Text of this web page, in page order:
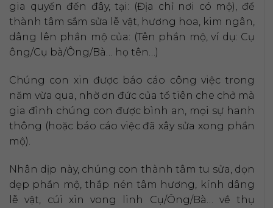
gia quyến đến đây, tại: (Địa chỉ nơi có mộ), để
thành tâm sắm sửa lễ vật, hương hoa, kim ngân,
dâng lên phần mộ của: (Tên phần mộ, ví dụ: Cụ
ông/Cụ bà/Ông/Bà… họ tên…)
Chúng con xin được báo cáo công việc trong
năm vừa qua, nhờ ơn đức của tổ tiên che chở mà
gia đình chúng con được bình an, mọi sự hanh
thông (hoặc báo cáo việc đã xây sửa xong phần
mộ).
Nhân dịp này, chúng con thành tâm tu sửa, dọn
dẹp phần mộ, thắp nén tâm hương, kính dâng
lễ vật, cúi xin vong linh Cụ/Ông/Bà… về thụ